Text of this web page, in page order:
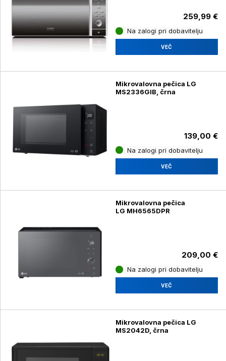
259,99 €
Na zalogi pri dobavitelju
VEČ
Mikrovalovna pečica LG
MS2336GIB, črna
139,00 €
Na zalogi pri dobavitelju
VEČ
Mikrovalovna pečica
LG MH6565DPR
209,00 €
Na zalogi pri dobavitelju
VEČ
Mikrovalovna pečica LG
MS2042D, črna